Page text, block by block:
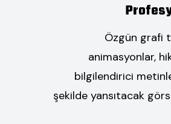
Özgün grafi
animasyonlar,
bilgilendirici
şekilde yansıtacak